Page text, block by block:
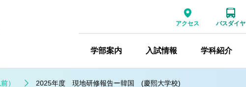
アクセス バスダイヤ
学部案内 入試情報 学科紹介
） 2025年度 現地研修報告ー韓国 (慶熙大学校)